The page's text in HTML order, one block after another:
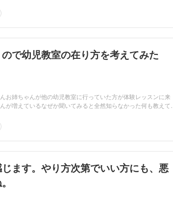
で幼児教室の在り方を考えてみた
お姉ちゃんが他の幼児教室に行っていた方が体験レッスンに来
が増えているなぜか聞いてみると全然知らなかった何も教えてく
ます。やり方次第でいい方にも、悪